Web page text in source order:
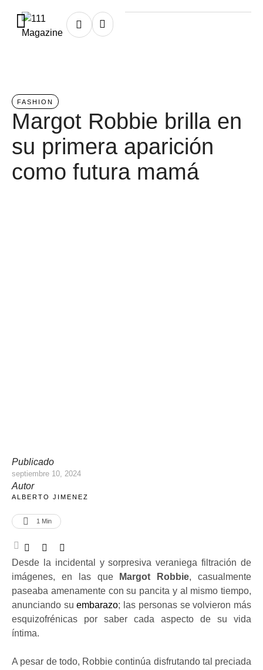
Home / fashion
FASHION
Margot Robbie brilla en
su primera aparición
como futura mamá
Publicado
septiembre 10, 2024
Autor
ALBERTO JIMENEZ
1 Min
Desde la incidental y sorpresiva veraniega filtración de
imágenes, en las que
Margot Robbie, casualmente
paseaba amenamente con su pancita y al mismo tiempo,
anunciando suembarazo; las personas se volvieron más
esquizofrénicas por saber cada aspecto de su vida
íntima.
A pesar de todo, Robbie continúa disfrutando tal preciada